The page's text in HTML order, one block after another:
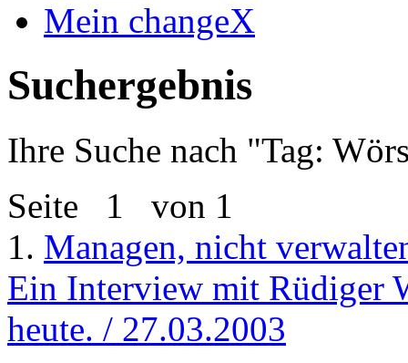
Mein changeX
Suchergebnis
Ihre Suche nach "Tag:
Seite 1 von 1
1. Managen, nicht
Ein Interview mit Rüdiger
heute. / 27.03.2003